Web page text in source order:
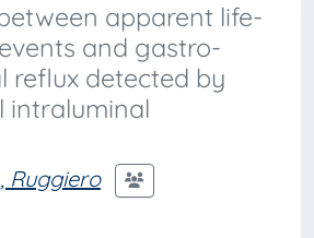
apparent life-
and gastro-
reflux detected by
intraluminal
Ruggiero